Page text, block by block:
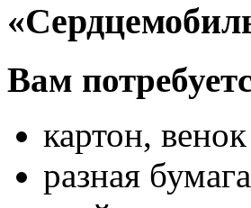
Вам
картон,
разная